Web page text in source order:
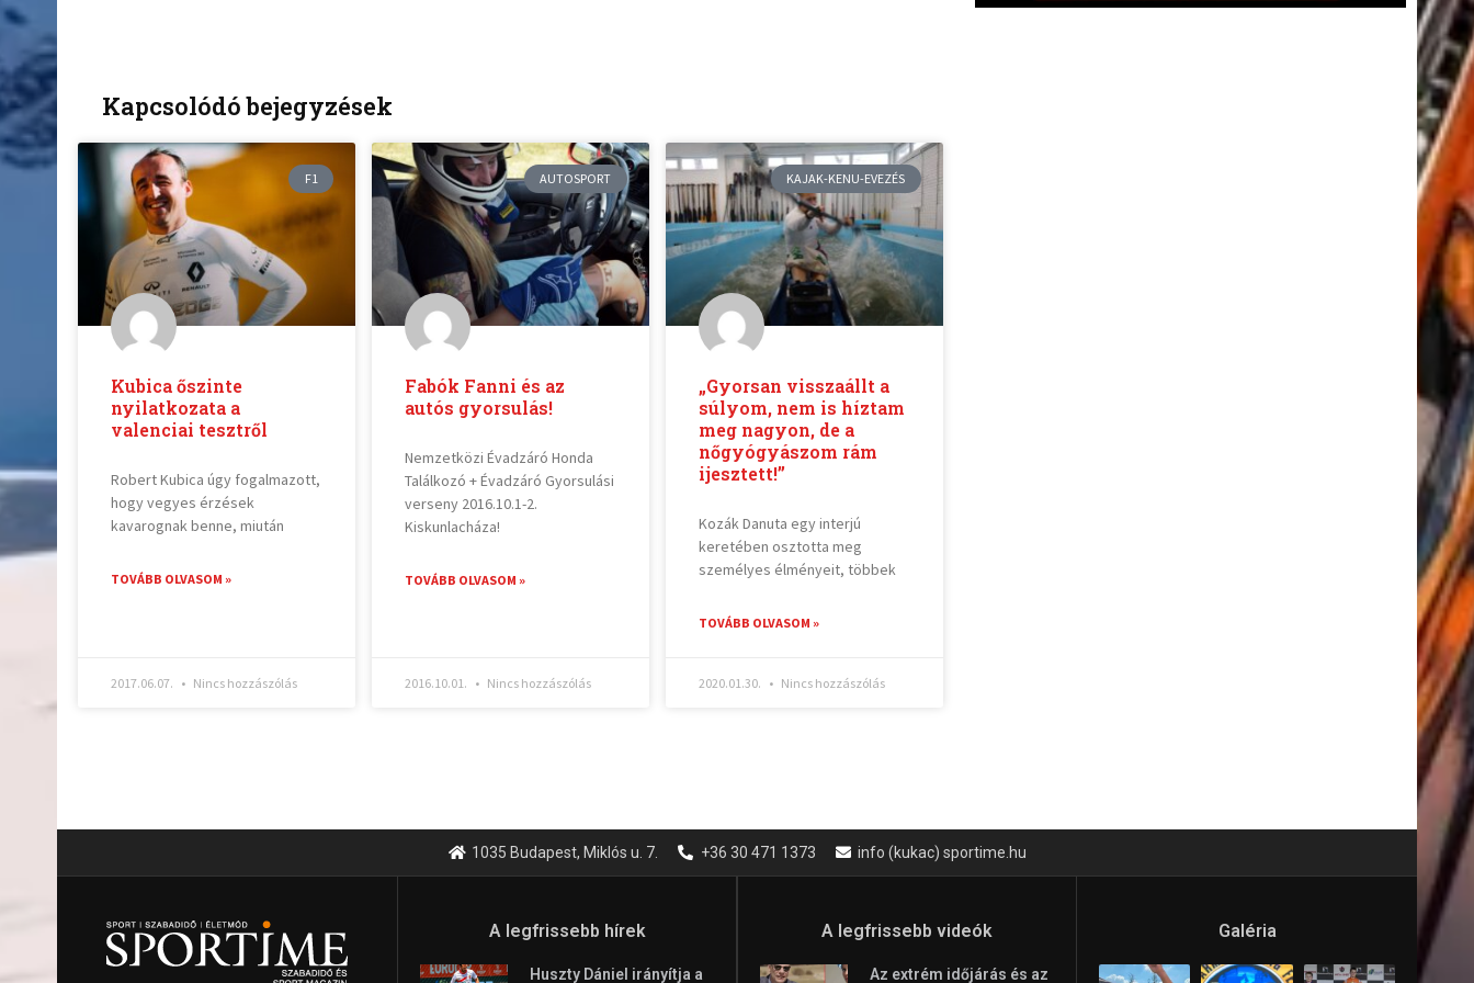
Kapcsolódó bejegyzések
F1
Kubica őszinte
nyilatkozata a
valenciai tesztről
Robert Kubica úgy fogalmazott,
hogy vegyes érzések
kavarognak benne, miután
TOVÁBB OLVASOM »
2017.06.07. Nincs hozzászólás
AUTOSPORT
Fabók Fanni és az
autós gyorsulás!
Nemzetközi Évadzáró Honda
Találkozó + Évadzáró Gyorsulási
verseny 2016.10.1-2.
Kiskunlacháza!
TOVÁBB OLVASOM »
2016.10.01. Nincs hozzászólás
KAJAK-KENU-EVEZÉS
„Gyorsan visszaállt a
súlyom, nem is híztam
meg nagyon, de a
nőgyógyászom rám
ijesztett!”
Kozák Danuta egy interjú
keretében osztotta meg
személyes élményeit, többek
TOVÁBB OLVASOM »
2020.01.30. Nincs hozzászólás
1035 Budapest, Miklós u. 7. +36 30 471 1373 info (kukac) sportime.hu
A legfrissebb hírek
Huszty Dániel irányítja a
A legfrissebb videók
Az extrém időjárás és az
Galéria